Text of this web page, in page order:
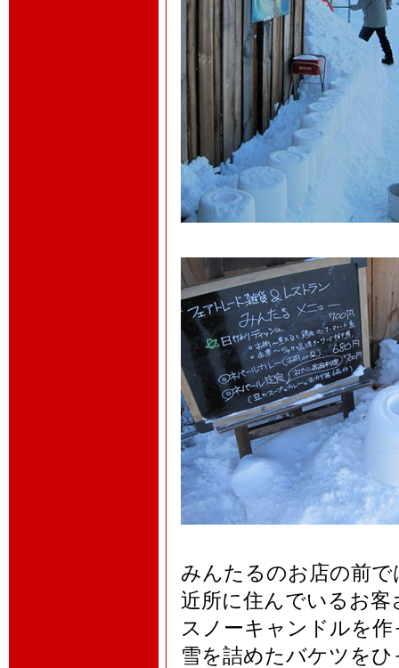
みんたるのお店の前で
近所に住んでいるお
スノーキャンドルを
雪を詰めたバケツを